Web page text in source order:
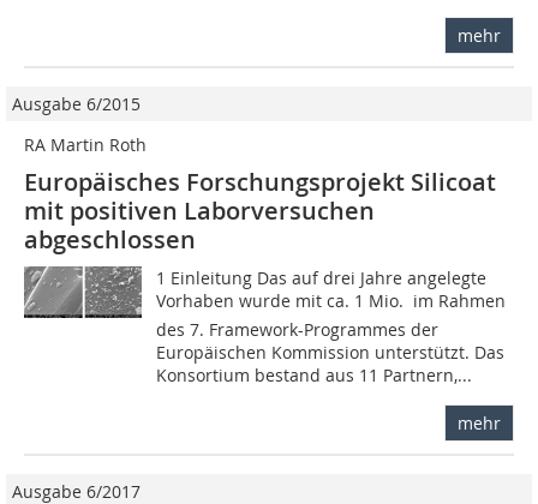
mehr
Ausgabe 6/2015
RA Martin Roth
Europäisches Forschungsprojekt Silicoat
mit positiven ­Laborversuchen
abgeschlossen
1 Einleitung Das auf drei Jahre angelegte
Vorhaben wurde mit ca. 1 Mio.  im Rahmen
des 7. Framework-Programmes der
Europäischen Kommission unterstützt. Das
Konsortium bestand aus 11 Partnern,...
mehr
Ausgabe 6/2017